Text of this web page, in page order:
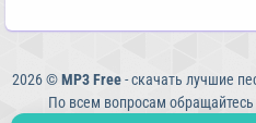
2026 ©MP3 Free- скачать лучшие
По всем вопросам обращайтесь